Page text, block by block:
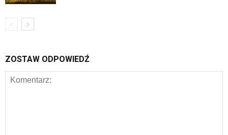
ZOSTAW ODPOWIEDŹ